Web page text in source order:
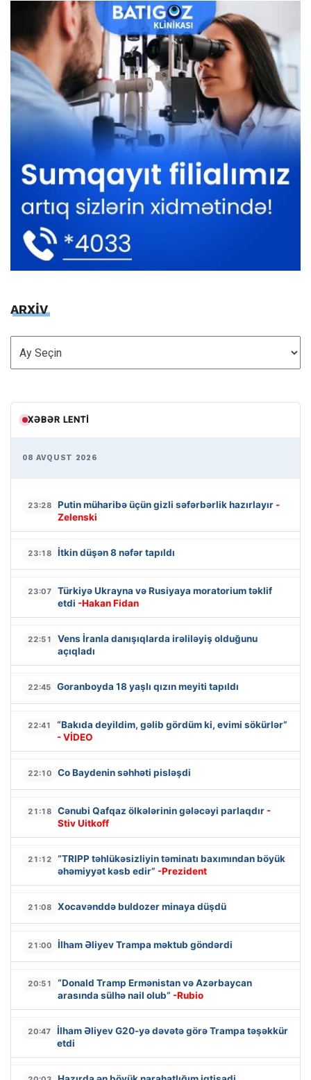
ARXİV
ARXİV
XƏBƏR LENTI
08 AVQUST 2026
23:28 Putin müharibə üçün gizli səfərbərlik hazırlayır -
Zelenski
23:18 İtkin düşən 8 nəfər tapıldı
23:07
Türkiyə Ukrayna və Rusiyaya moratorium təklif
etdi -Hakan Fidan
22:51
Vens İranla danışıqlarda irəliləyiş olduğunu
açıqladı
22:45 Goranboyda 18 yaşlı qızın meyiti tapıldı
22:41
“Bakıda deyildim, gəlib gördüm ki, evimi sökürlər”
- VİDEO
22:10 Co Baydenin səhhəti pisləşdi
21:18 Cənubi Qafqaz ölkələrinin gələcəyi parlaqdır -
Stiv Uitkoff
21:12
“TRIPP təhlükəsizliyin təminatı baxımından böyük
əhəmiyyət kəsb edir” -Prezident
21:08 Xocavənddə buldozer minaya düşdü
21:00 İlham Əliyev Trampa məktub göndərdi
20:51
“Donald Tramp Ermənistan və Azərbaycan
arasında sülhə nail olub” -Rubio
20:47
İlham Əliyev G20-yə dəvətə görə Trampa təşəkkür
etdi